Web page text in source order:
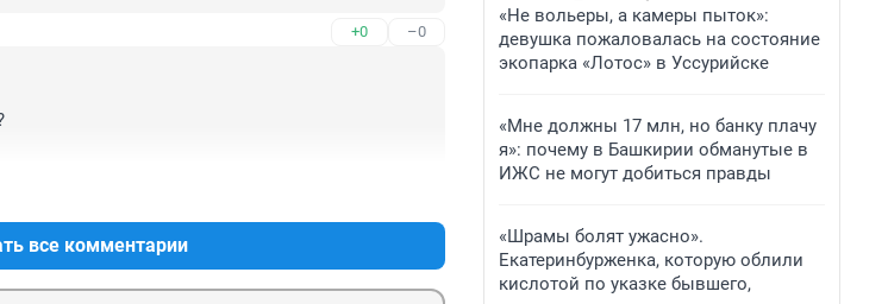
+0 –0
все комментарии
«Не вольеры, а камеры пыток»:
девушка пожаловалась на состояние
экопарка «Лотос» в Уссурийске
«Мне должны 17 млн, но банку плачу
я»: почему в Башкирии обманутые в
ИЖС не могут добиться правды
«Шрамы болят ужасно».
Екатеринбурженка, которую облили
кислотой по указке бывшего,